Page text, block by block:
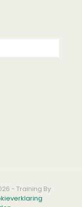
- Training By